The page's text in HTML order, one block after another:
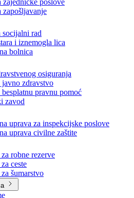
s javnošću
poslove
zapošljavanje
rad
i iznemogla lica
bolnica
osiguranja
zdravstvo
pravnu pomoć
zavod
uprava za inspekcijske poslove
uprava civilne zaštite
robne rezerve
ceste